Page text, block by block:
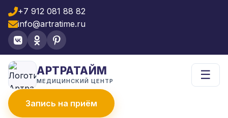
+7 912 081 88 82
info@artratime.ru
АРТРАТАЙМ
МЕДИЦИНСКИЙ ЦЕНТР
Запись на приём
☰